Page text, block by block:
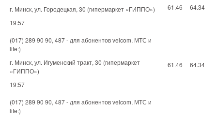
г. Минск, ул. Городецкая, 30 (гипермаркет «ГИППО»)
19:57
61.46 64.34
(017) 289 90 90, 487 - для абонентов velcom, МТС и
life:)
г. Минск, ул. Игуменский тракт, 30 (гипермаркет
«ГИППО»)
19:57
61.46 64.34
(017) 289 90 90, 487 - для абонентов velcom, МТС и
life:)